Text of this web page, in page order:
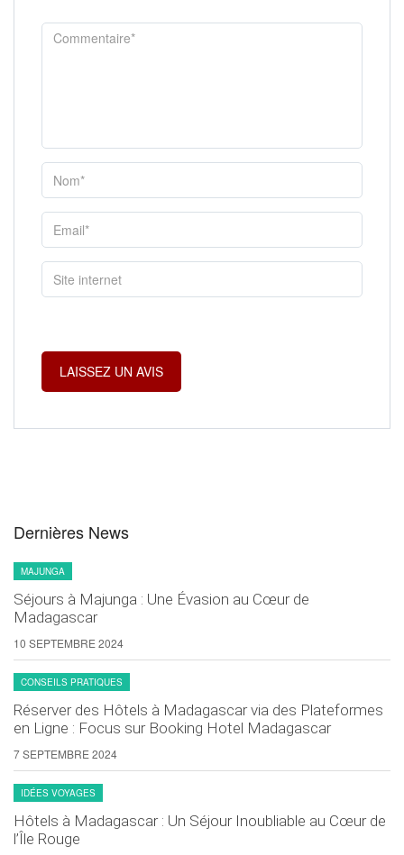
Dernières News
MAJUNGA
Séjours à Majunga : Une Évasion au Cœur de
Madagascar
10 SEPTEMBRE 2024
CONSEILS PRATIQUES
Réserver des Hôtels à Madagascar via des Plateformes
en Ligne : Focus sur Booking Hotel Madagascar
7 SEPTEMBRE 2024
IDÉES VOYAGES
Hôtels à Madagascar : Un Séjour Inoubliable au Cœur de
l’Île Rouge